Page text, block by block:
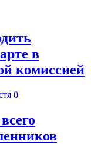
в
комиссией
0